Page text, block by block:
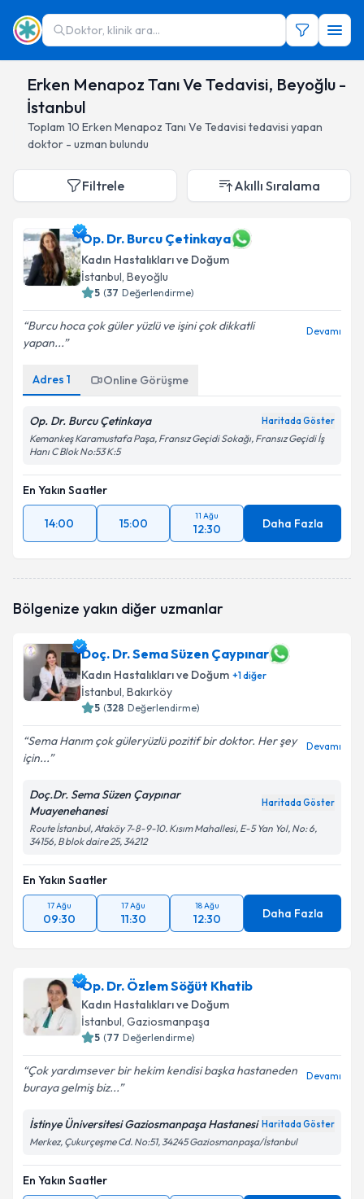
Doktor, klinik ara...
Erken Menapoz Tanı Ve Tedavisi, Beyoğlu -
İstanbul
Toplam 10 Erken Menapoz Tanı Ve Tedavisi tedavisi yapan
doktor - uzman bulundu
Filtrele Akıllı Sıralama
Op. Dr. Burcu Çetinkaya
Kadın Hastalıkları ve Doğum
İstanbul, Beyoğlu
5 (37 Değerlendirme)
Burcu hoca çok güler yüzlü ve işini çok dikkatli
yapan...
Devamı
Adres 1 Online Görüşme
Op. Dr. Burcu Çetinkaya Haritada Göster
Kemankeş Karamustafa Paşa, Fransız Geçidi Sokağı, Fransız Geçidi İş
Hanı C Blok No:53 K:5
En Yakın Saatler
14:00 15:00
11 Ağu
12:30 Daha Fazla
Bölgenize yakın diğer uzmanlar
Doç. Dr. Sema Süzen Çaypınar
Kadın Hastalıkları ve Doğum +1diğer
İstanbul, Bakırköy
5 (328 Değerlendirme)
Sema Hanım çok güleryüzlü pozitif bir doktor. Her şey
için...
Devamı
Doç.Dr. Sema Süzen Çaypınar
Muayenehanesi
Haritada Göster
Route İstanbul, Ataköy 7-8-9-10. Kısım Mahallesi, E-5 Yan Yol, No: 6,
34156, B blok daire 25, 34212
En Yakın Saatler
17 Ağu
09:30
17 Ağu
11:30
18 Ağu
12:30 Daha Fazla
Op. Dr. Özlem Söğüt Khatib
Kadın Hastalıkları ve Doğum
İstanbul, Gaziosmanpaşa
5 (77 Değerlendirme)
Çok yardımsever bir hekim kendisi başka hastaneden
buraya gelmiş biz...
Devamı
İstinye Üniversitesi Gaziosmanpaşa Hastanesi Haritada Göster
Merkez, Çukurçeşme Cd. No:51, 34245 Gaziosmanpaşa/İstanbul
En Yakın Saatler